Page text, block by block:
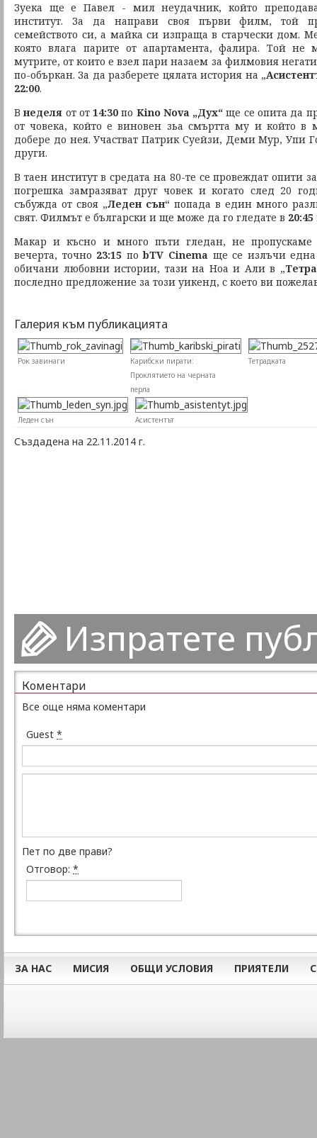
Зуека ще е Павел - мил неудачник, който
институт. За да направи своя първи филм, той
семейството си, а майка си изпраща в старчески дом.
която влага парите от апартамента, фалира. Той
мутрите, от които е взел пари назаем за филмовия
по-объркан. За да разберете цялата история на „
22:00.
Внеделя от от14:30 по Kino Nova „Дух“ ще се опита да
от човека, който е виновен зьа смъртта му и който в
добере до нея. Участват Патрик Суейзи, Деми Мур, Упи
други.
В таен институт в средата на 80-те се провеждат опити
погрешка замразяват друг човек и когато след 20
събужда от своя „Леден сън“ попада в един много
свят. Филмът е български и ще може да го гледате в 20:45
Макар и късно и много пъти гледан, не
вечерта, точно 23:15 поbTV Cinema ще се излъчи
обичани любовни истории, тази на Ноа и Али в „
последно предложение за този уикенд, с което ви
Галерия към публикацията
Рок завинаги
Карибски пирати:
Проклятието на черната
перла
Тетрадката
Леден сън Асистентът
Създадена на 22.11.2014 г.
Изпратете
Коментари
Все още няма коментари
Guest *
Пет по две прави?
Отговор: *
ЗА НАС МИСИЯ ОБЩИ УСЛОВИЯ ПРИЯТЕЛИ